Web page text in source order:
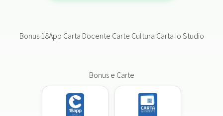
Bonus 18App Carta Docente Carte Cultura Carta Io Studio
Bonus e Carte